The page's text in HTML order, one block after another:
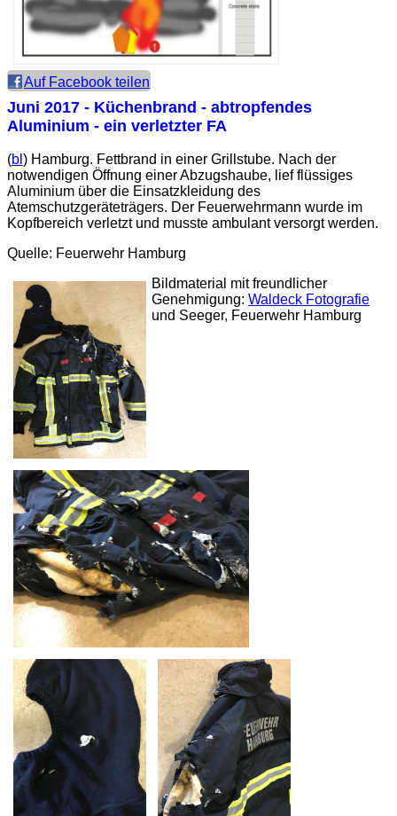
Auf Facebook teilen
Juni 2017 - Küchenbrand - abtropfendes
Aluminium - ein verletzter FA
(bl ) Hamburg. Fettbrand in einer Grillstube. Nach der
notwendigen Öffnung einer Abzugshaube, lief flüssiges
Aluminium über die Einsatzkleidung des
Atemschutzgeräteträgers. Der Feuerwehrmann wurde im
Kopfbereich verletzt und musste ambulant versorgt werden.
Quelle: Feuerwehr Hamburg
Bildmaterial mit freundlicher
Genehmigung: Waldeck Fotografie
und Seeger, Feuerwehr Hamburg